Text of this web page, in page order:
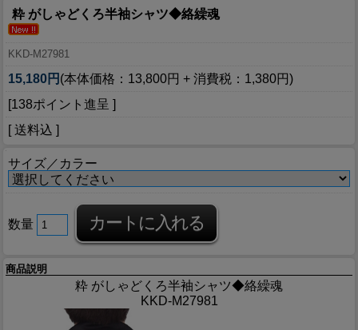
粋 がしゃどくろ半袖シャツ◆絡繰魂
KKD-M27981
15,180円 (本体価格：13,800円 + 消費税：1,380円)
[138ポイント進呈 ]
[ 送料込 ]
サイズ／カラー
数量
商品説明
粋 がしゃどくろ半袖シャツ◆絡繰魂
KKD-M27981